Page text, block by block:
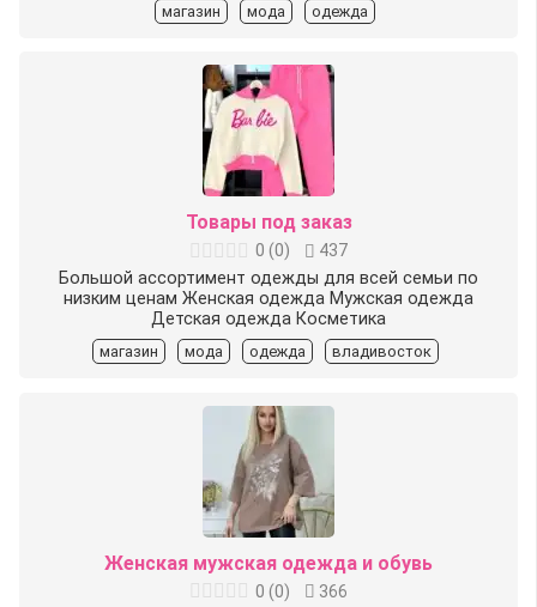
магазин мода одежда
Товары под заказ
0 (0)
437
Большой ассортимент одежды для всей семьи по
низким ценам Женская одежда Мужская одежда
Детская одежда Косметика
магазин мода одежда владивосток
Женская мужская одежда и обувь
0 (0)
366